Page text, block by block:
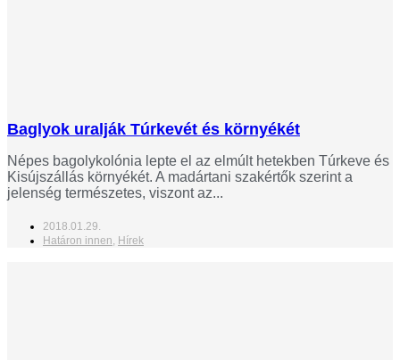
Baglyok uralják Túrkevét és környékét
Népes bagolykolónia lepte el az elmúlt hetekben Túrkeve és
Kisújszállás környékét. A madártani szakértők szerint a
jelenség természetes, viszont az...
2018.01.29.
Határon innen, Hírek